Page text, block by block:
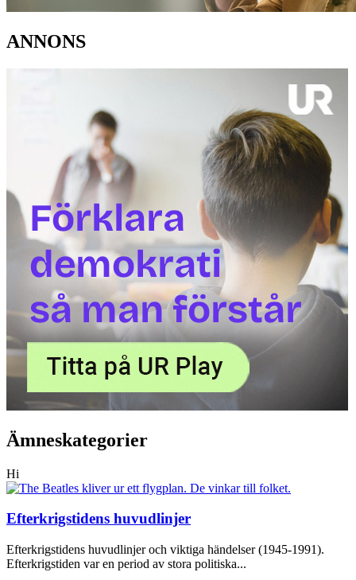
ANNONS
Ämneskategorier
Hi
Efterkrigstidens huvudlinjer
Efterkrigstidens huvudlinjer och viktiga händelser (1945-1991).
Efterkrigstiden var en period av stora politiska...